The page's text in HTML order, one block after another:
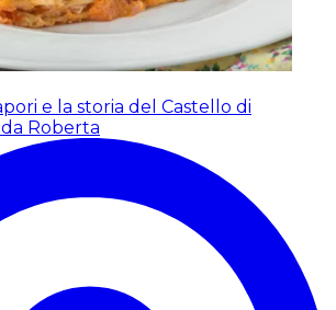
e la storia del Castello di
Roberta